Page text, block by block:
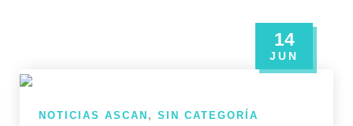
14
JUN
NOTICIAS ASCAN , SIN CATEGORÍA